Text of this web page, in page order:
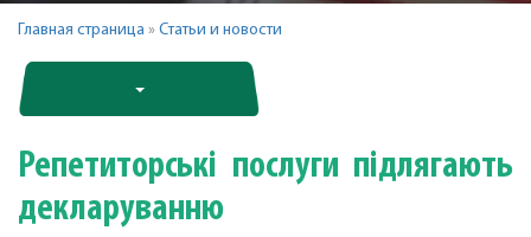
Главная страница » Статьи и новости
Репетиторські послуги підлягають
декларуванню